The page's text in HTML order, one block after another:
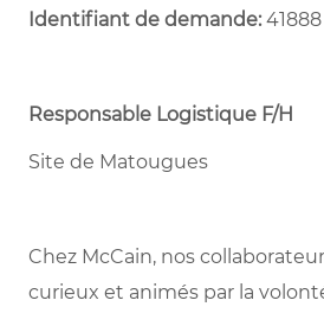
Identifiant de demande:41888
Responsable Logistique F/H
Site de Matougues
Chez McCain, nos
curieux et animés par la